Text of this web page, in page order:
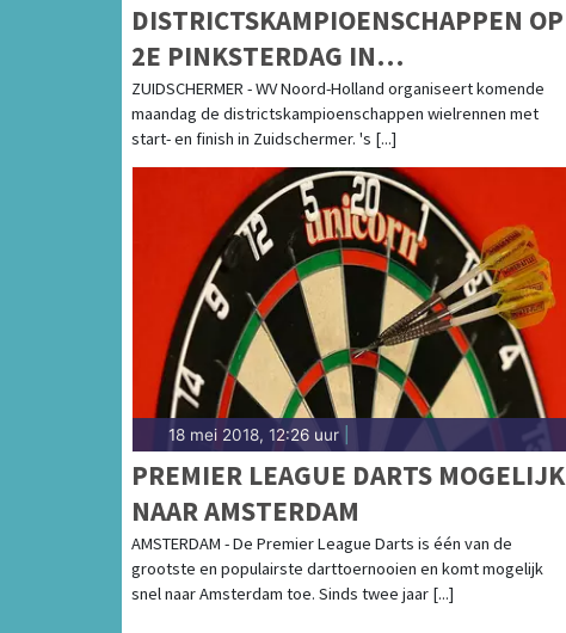
DISTRICTSKAMPIOENSCHAPPEN OP
2E PINKSTERDAG IN
ZUIDSCHERMER
ZUIDSCHERMER - WV Noord-Holland organiseert komende
maandag de districtskampioenschappen wielrennen met
start- en finish in Zuidschermer. 's [...]
18 mei 2018, 12:26 uur
PREMIER LEAGUE DARTS MOGELIJK
NAAR AMSTERDAM
AMSTERDAM - De Premier League Darts is één van de
grootste en populairste darttoernooien en komt mogelijk
snel naar Amsterdam toe. Sinds twee jaar [...]